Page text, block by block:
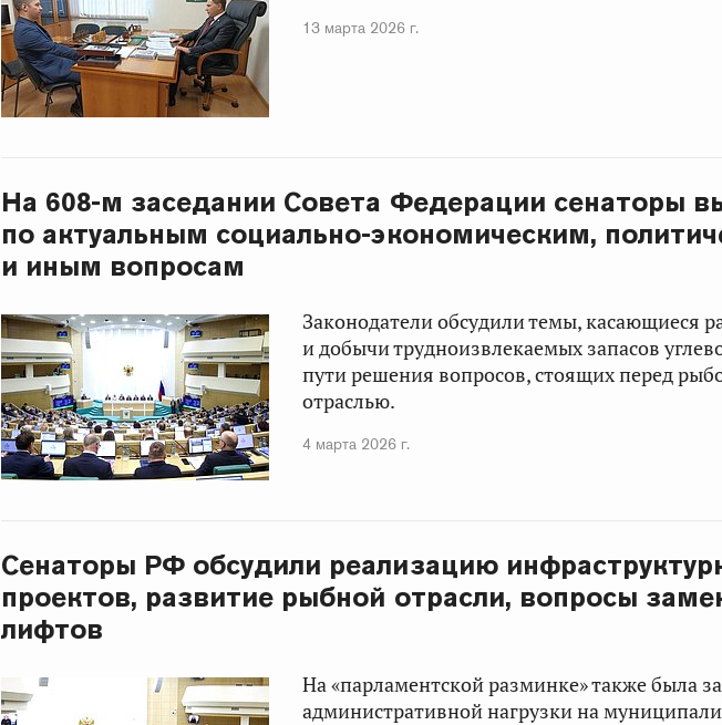
13 марта 2026 г.
На 608-м заседании Совета Федерации сенаторы
по актуальным социально-экономическим,
и иным вопросам
Законодатели обсудили темы, касающиеся
и добычи трудноизвлекаемых запасов
пути решения вопросов, стоящих перед
отраслью.
4 марта 2026 г.
Сенаторы РФ обсудили реализацию
проектов, развитие рыбной отрасли, вопросы
лифтов
На «парламентской разминке» также была
административной нагрузки на